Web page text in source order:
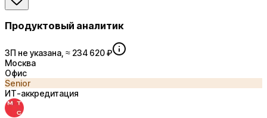
Продуктовый аналитик
ЗП не указана, ≈ 234 620 ₽
Москва
Офис
Senior
ИТ-аккредитация